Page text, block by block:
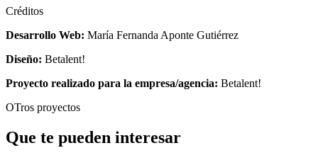
Créditos
Desarrollo Web: María Fernanda Aponte Gutiérrez
Diseño: Betalent!
Proyecto realizado para la empresa/agencia: Betalent!
OTros proyectos
Que te pueden interesar